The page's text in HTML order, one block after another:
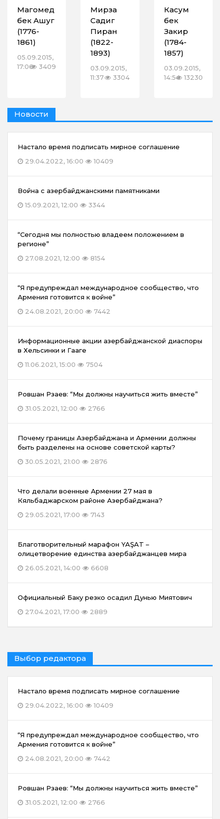
Магомед
бек Ашуг
(1776-
1861)
05.09.2015,
17:06
3409
Мирза
Садиг
Пиран
(1822-
1893)
03.09.2015,
11:37
3304
Касум
бек
Закир
(1784-
1857)
03.09.2015,
14:54 13230
Новости
Настало время подписать мирное соглашение
29.04.2022, 16:00
10409
Война с азербайджанскими памятниками
15.09.2021, 12:00
3344
“Сегодня мы полностью владеем положением в
регионе”
27.08.2021, 12:00
8154
“Я предупреждал международное сообщество, что
Армения готовится к войне”
24.08.2021, 20:00
7442
Информационные акции азербайджанской диаспоры
в Хельсинки и Гааге
11.06.2021, 15:00
7504
Ровшан Рзаев: “Мы должны научиться жить вместе”
31.05.2021, 12:00
2766
Почему границы Азербайджана и Армении должны
быть разделены на основе советской карты?
30.05.2021, 21:00
2876
Что делали военные Армении 27 мая в
Кяльбаджарском районе Азербайджана?
29.05.2021, 17:00
7143
Благотворительный марафон YAŞAT –
олицетворение единства азербайджанцев мира
26.05.2021, 14:00
6608
Официальный Баку резко осадил Дунью Миятович
27.04.2021, 17:00
2889
Выбор редактора
Настало время подписать мирное соглашение
29.04.2022, 16:00
10409
“Я предупреждал международное сообщество, что
Армения готовится к войне”
24.08.2021, 20:00
7442
Ровшан Рзаев: “Мы должны научиться жить вместе”
31.05.2021, 12:00
2766